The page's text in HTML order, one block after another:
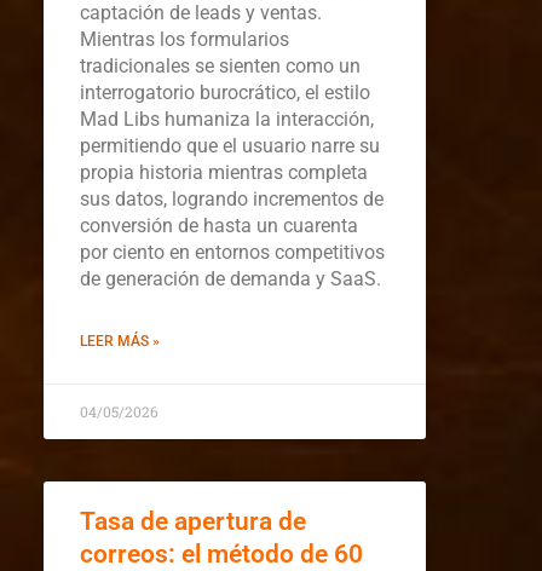
captación de leads y ventas.
Mientras los formularios
tradicionales se sienten como un
interrogatorio burocrático, el estilo
Mad Libs humaniza la interacción,
permitiendo que el usuario narre su
propia historia mientras completa
sus datos, logrando incrementos de
conversión de hasta un cuarenta
por ciento en entornos competitivos
de generación de demanda y SaaS.
LEER MÁS »
04/05/2026
Tasa de apertura de
correos: el método de 60